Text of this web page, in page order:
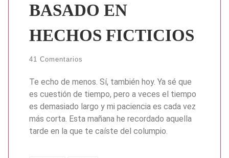
BASADO EN
HECHOS FICTICIOS
41 Comentarios
Te echo de menos. Sí, también hoy. Ya sé que
es cuestión de tiempo, pero a veces el tiempo
es demasiado largo y mi paciencia es cada vez
más corta. Esta mañana he recordado aquella
tarde en la que te caíste del columpio.